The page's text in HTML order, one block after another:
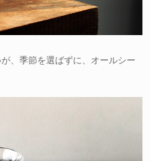
、季節を選ばずに、オールシー